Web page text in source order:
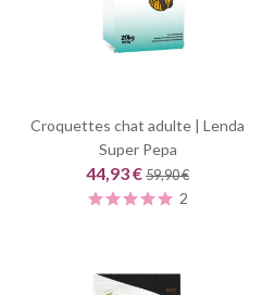
Croquettes chat adulte | Lenda
Super Pepa
44,93 €59,90 €
2